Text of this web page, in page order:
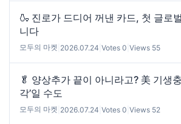
🍶 진로가 드디어 꺼낸 카드, 첫 글로
니다
모두의 마켓 2026.07.24 Votes 0 Views 55
🥬 양상추가 끝이 아니라고? 美 기생
각’일 수도
모두의 마켓 2026.07.24 Votes 0 Views 52